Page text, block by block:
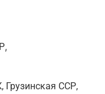
,
Грузинская ССР,